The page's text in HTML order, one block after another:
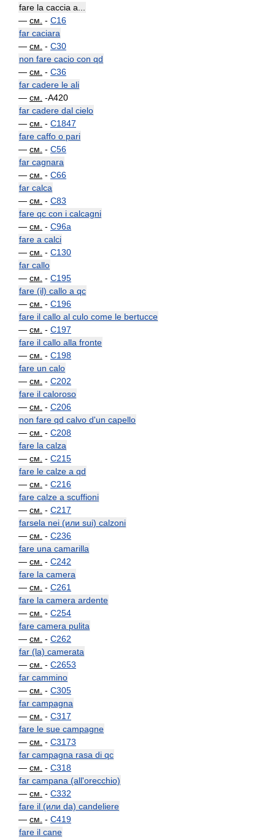
fare la caccia a...
— см. - C16
far caciara
— см. - C30
non fare cacio con qd
— см. - C36
far cadere le ali
— см. -A420
far cadere dal cielo
— см. - C1847
fare caffo o pari
— см. - C56
far cagnara
— см. - C66
far calca
— см. - C83
fare qc con i calcagni
— см. - C96a
fare a calci
— см. - C130
far callo
— см. - C195
fare (il) callo a qc
— см. - C196
fare il callo al culo come le bertucce
— см. - C197
fare il callo alla fronte
— см. - C198
fare un calo
— см. - C202
fare il caloroso
— см. - C206
non fare qd calvo d'un capello
— см. - C208
fare la calza
— см. - C215
fare le calze a qd
— см. - C216
fare calze a scuffioni
— см. - C217
farsela nei (или sui) calzoni
— см. - C236
fare una camarilla
— см. - C242
fare la camera
— см. - C261
fare la camera ardente
— см. - C254
fare camera pulita
— см. - C262
far (la) camerata
— см. - C2653
far cammino
— см. - C305
far campagna
— см. - C317
fare le sue campagne
— см. - C3173
far campagna rasa di qc
— см. - C318
far campana (all'orecchio)
— см. - C332
fare il (или da) candeliere
— см. - C419
fare il cane